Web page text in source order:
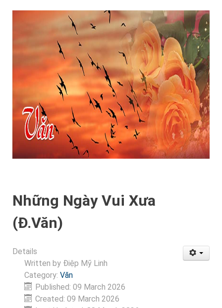
Những Ngày Vui Xưa
(Đ.Văn)
Details
Written by Điệp Mỹ Linh
Category: Văn
Published: 09 March 2026
Created: 09 March 2026